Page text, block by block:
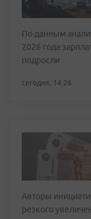
По данным
2026 года
подросли
сегодня, 14:26
Авторы
резкого